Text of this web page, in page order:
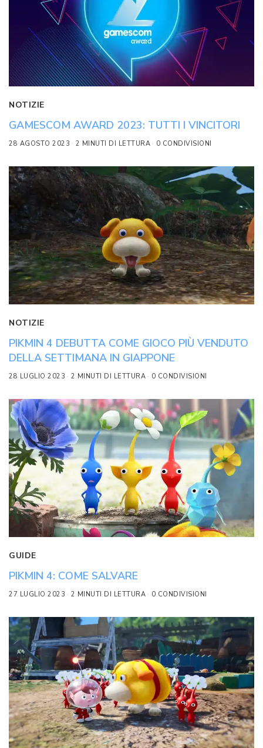
NOTIZIE
GAMESCOM AWARD 2023: TUTTI I VINCITORI
28 AGOSTO 2023 2 MINUTI DI LETTURA 0 CONDIVISIONI
NOTIZIE
PIKMIN 4 DEBUTTA COME GIOCO PIÙ VENDUTO
DELLA SETTIMANA IN GIAPPONE
28 LUGLIO 2023 2 MINUTI DI LETTURA 0 CONDIVISIONI
GUIDE
PIKMIN 4: COME SALVARE
27 LUGLIO 2023 2 MINUTI DI LETTURA 0 CONDIVISIONI